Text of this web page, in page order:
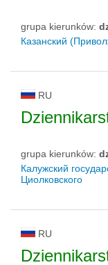
grupa kierunków:
Казанский
RU
grupa kierunków:
Калужский
Циолковского
RU